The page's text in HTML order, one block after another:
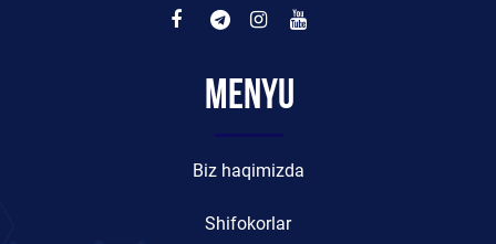
Menyu
Biz haqimizda
Shifokorlar